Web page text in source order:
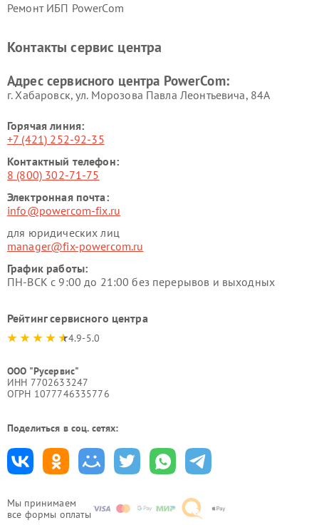
Мы принимаем
все формы оплаты
Ремонт ИБП PowerCom
Контакты сервис центра
Адрес сервисного центра PowerCom:
г. Хабаровск, ул. Морозова Павла Леонтьевича, 84А
Горячая линия:
+7 (421) 252-92-35
Контактный телефон:
8 (800) 302-71-75
Электронная почта:
info@powercom-fix.ru
для юридических лиц
manager@fix-powercom.ru
График работы:
ПН-ВСК с 9:00 до 21:00 без перерывов и выходных
Рейтинг сервисного центра
4.9-5.0
ООО "Русервис"
ИНН 7702633247
ОГРН 1077746335776
Поделиться в соц. сетях: